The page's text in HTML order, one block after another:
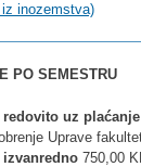
inozemstva)
PO SEMESTRU
redovito uz plaćanje
Uprave
izvanredno 750,00